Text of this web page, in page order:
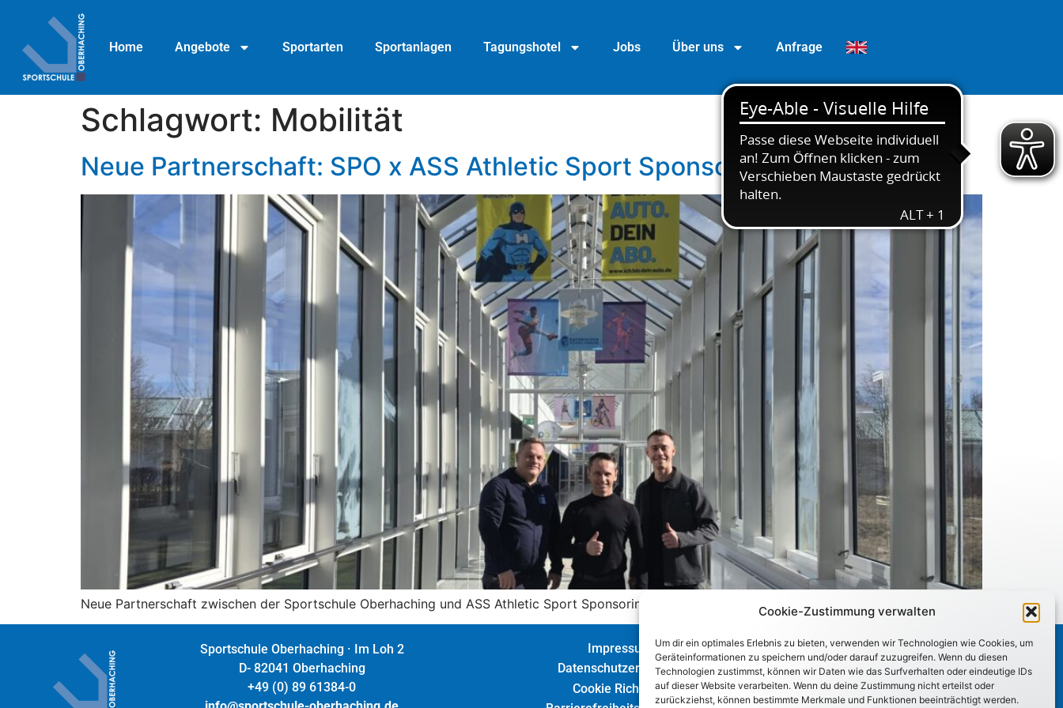
Cookie-Zustimmung verwalten
Um dir ein optimales Erlebnis zu bieten, verwenden wir Technologien wie Cookies, um
Geräteinformationen zu speichern und/oder darauf zuzugreifen. Wenn du diesen
Technologien zustimmst, können wir Daten wie das Surfverhalten oder eindeutige IDs
auf dieser Website verarbeiten. Wenn du deine Zustimmung nicht erteilst oder
zurückziehst, können bestimmte Merkmale und Funktionen beeinträchtigt werden.
Home Angebote Sportarten Sportanlagen Tagungshotel Jobs Über uns Anfrage
Schlagwort: Mobilität
Neue Partnerschaft: SPO x ASS Athletic Sport Sponsoring
Neue Partnerschaft zwischen der Sportschule Oberhaching und ASS Athletic Sport Sponsoring.
Sportschule Oberhaching · Im Loh 2
D- 82041 Oberhaching
+49 (0) 89 61384-0
Impressum
Datenschutzerklärung
Cookie Richtlinie